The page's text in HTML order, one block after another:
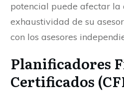
potencial puede afectar
exhaustividad de su
con los asesores
Planificadores
Certificados